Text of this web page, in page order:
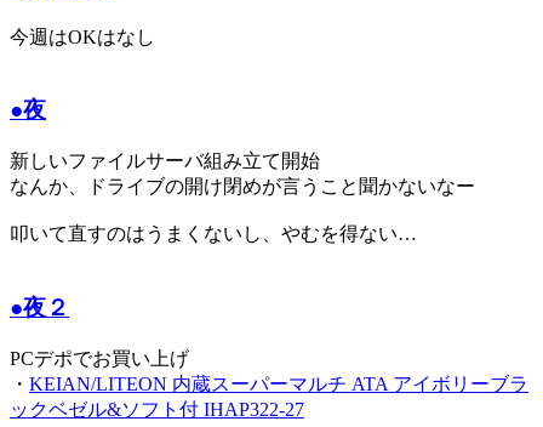
今週はOKはなし
●夜
新しいファイルサーバ組み立て開始
なんか、ドライブの開け閉めが言うこと聞かないなー
叩いて直すのはうまくないし、やむを得ない…
●夜２
PCデポでお買い上げ
・ KEIAN/LITEON 内蔵スーパーマルチ ATA アイボリーブラ
ックベゼル&ソフト付 IHAP322-27